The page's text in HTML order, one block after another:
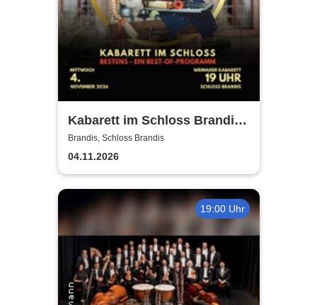
Kabarett im Schloss Brandis |
Weimarer Kabarett
Brandis, Schloss Brandis
04.11.2026
19:00 Uhr